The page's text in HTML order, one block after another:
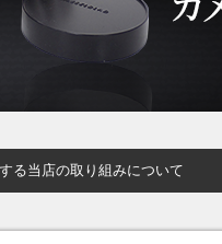
る当店の取り組みについて